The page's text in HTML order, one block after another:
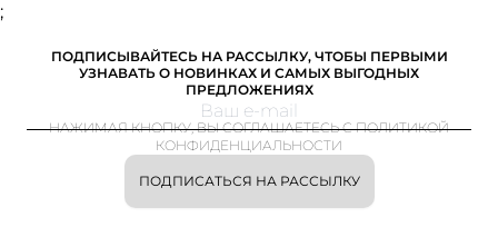
;
ПОДПИСЫВАЙТЕСЬ НА РАССЫЛКУ, ЧТОБЫ ПЕРВЫМИ
УЗНАВАТЬ О НОВИНКАХ И САМЫХ ВЫГОДНЫХ
ПРЕДЛОЖЕНИЯХ
ПОДПИСАТЬСЯ НА РАССЫЛКУ
НАЖИМАЯ КНОПКУ, ВЫ СОГЛАШАЕТЕСЬ С ПОЛИТИКОЙ
КОНФИДЕНЦИАЛЬНОСТИ